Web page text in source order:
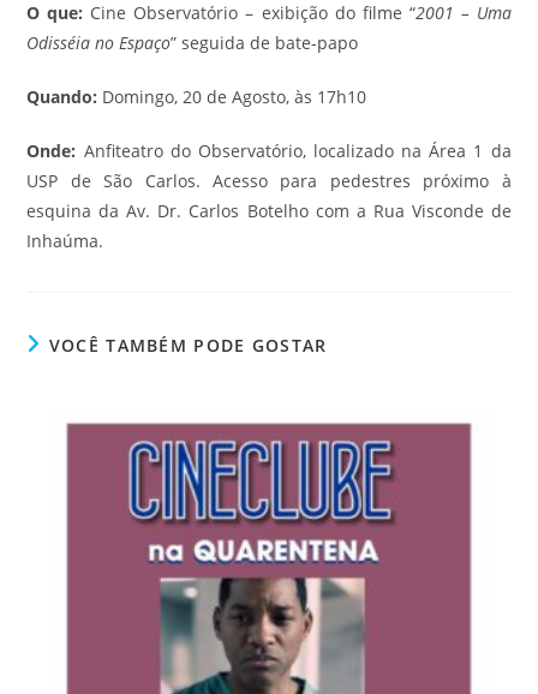
O que: Cine Observatório – exibição do filme “2001 – Uma
Odisséia no Espaço” seguida de bate-papo
Quando: Domingo, 20 de Agosto, às 17h10
Onde: Anfiteatro do Observatório, localizado na Área 1 da
USP de São Carlos. Acesso para pedestres próximo à
esquina da Av. Dr. Carlos Botelho com a Rua Visconde de
Inhaúma.
VOCÊ TAMBÉM PODE GOSTAR